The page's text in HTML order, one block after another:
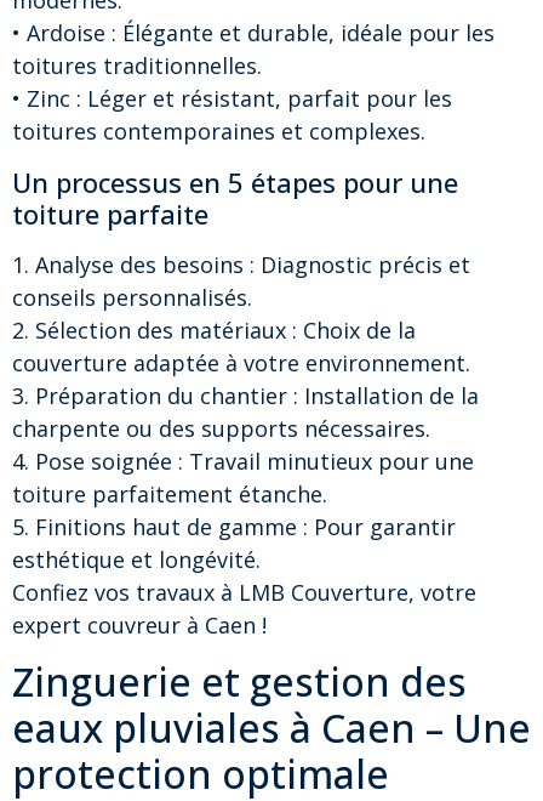
• Ardoise : Élégante et durable, idéale pour les
toitures traditionnelles.
• Zinc : Léger et résistant, parfait pour les
toitures contemporaines et complexes.
Un processus en 5 étapes pour une
toiture parfaite
1. Analyse des besoins : Diagnostic précis et
conseils personnalisés.
2. Sélection des matériaux : Choix de la
couverture adaptée à votre environnement.
3. Préparation du chantier : Installation de la
charpente ou des supports nécessaires.
4. Pose soignée : Travail minutieux pour une
toiture parfaitement étanche.
5. Finitions haut de gamme : Pour garantir
esthétique et longévité.
Confiez vos travaux à LMB Couverture, votre
expert couvreur à Caen !
Zinguerie et gestion des
eaux pluviales à Caen – Une
protection optimale